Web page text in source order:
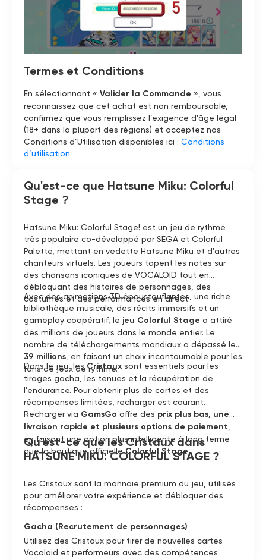
Termes et Conditions
En sélectionnant « Valider la Commande », vous
reconnaissez que cet achat est non remboursable,
confirmez que vous remplissez l’exigence d’âge légal
(18+ dans la plupart des régions) et acceptez nos
Conditions d’Utilisation disponibles ici : Conditions
d’utilisation.
Qu'est-ce que Hatsune Miku: Colorful
Stage ?
Hatsune Miku: Colorful Stage! est un jeu de rythme
très populaire co-développé par SEGA et Colorful
Palette, mettant en vedette Hatsune Miku et d'autres
chanteurs virtuels. Les joueurs tapent les notes sur
des chansons iconiques de VOCALOID tout en
débloquant des histoires de personnages, des
costumes et des performances en direct.
Avec des animations 3D époustouflantes, une riche
bibliothèque musicale, des récits immersifs et un
gameplay coopératif, le jeu Colorful Stage a attiré
des millions de joueurs dans le monde entier. Le
nombre de téléchargements mondiaux a dépassé les
39 millions, en faisant un choix incontournable pour les
fans de jeux de rythme.
Dans le jeu, lesCristaux sont essentiels pour les
tirages gacha, les tenues et la récupération de
l'endurance. Pour obtenir plus de cartes et des
récompenses limitées, recharger est courant.
Recharger via GamsGo offre des prix plus bas, une
livraison rapide et plusieurs options de paiement,
en faisant une option plus intelligente à long terme
que la boutique officielleColorful Stage.
Qu'est-ce que les Cristaux dans
HATSUNE MIKU: COLORFUL STAGE ?
Les Cristaux sont la monnaie premium du jeu, utilisés
pour améliorer votre expérience et débloquer des
récompenses :
Gacha (Recrutement de personnages)
Utilisez des Cristaux pour tirer de nouvelles cartes
Vocaloid et performeurs avec des compétences